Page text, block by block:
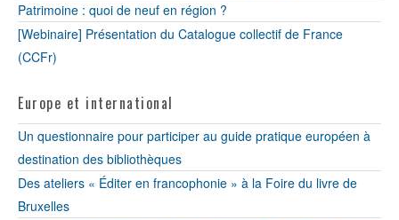
Patrimoine : quoi de neuf en région ?
[Webinaire] Présentation du Catalogue collectif de France
(CCFr)
Europe et international
Un questionnaire pour participer au guide pratique européen à
destination des bibliothèques
Des ateliers « Éditer en francophonie » à la Foire du livre de
Bruxelles